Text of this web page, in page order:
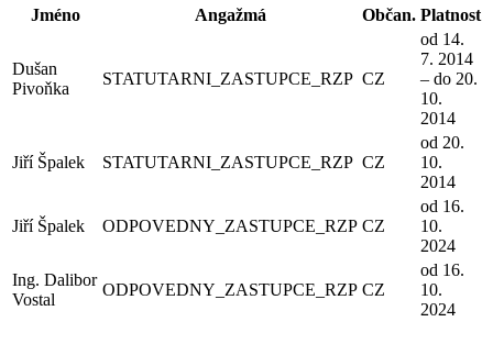
Jméno Angažmá Občan. Platnost
Dušan
Pivoňka
STATUTARNI_ZASTUPCE_RZP CZ
od 14.
7. 2014
– do 20.
10.
2014
Jiří Špalek STATUTARNI_ZASTUPCE_RZP CZ
od 20.
10.
2014
Jiří Špalek ODPOVEDNY_ZASTUPCE_RZP CZ
od 16.
10.
2024
Ing. Dalibor
Vostal
ODPOVEDNY_ZASTUPCE_RZP CZ
od 16.
10.
2024